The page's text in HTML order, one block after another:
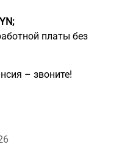
платы без
– звоните!